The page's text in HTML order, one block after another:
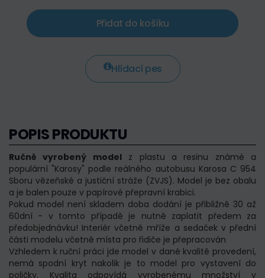
Přidat do košíku
Hlídací pes
POPIS PRODUKTU
Ručně vyrobený modelz plastu a resinu známé a
populární "Karosy" podle reálného autobusu Karosa C 954
Sboru vězeňské a justiční stráže (ZVJS). Model je bez obalu
a je balen pouze v papírové přepravní krabici.
Pokud model není skladem doba dodání je přibližně 30 až
60dní - v tomto případě je nutně zaplatit předem za
předobjednávku! Interiér včetně mříže a sedaček v přední
části modelu včetně místa pro řidiče je přepracován
Vzhledem k ruční práci jde model v dané kvalitě provedení,
nemá spodní kryt nakolik je to model pro vystavení do
poličky. Kvalita odpovídá vyrobenému množství v